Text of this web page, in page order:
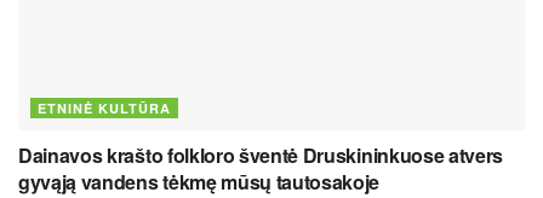
ETNINĖ KULTŪRA
Dainavos krašto folkloro šventė Druskininkuose atvers
gyvąją vandens tėkmę mūsų tautosakoje